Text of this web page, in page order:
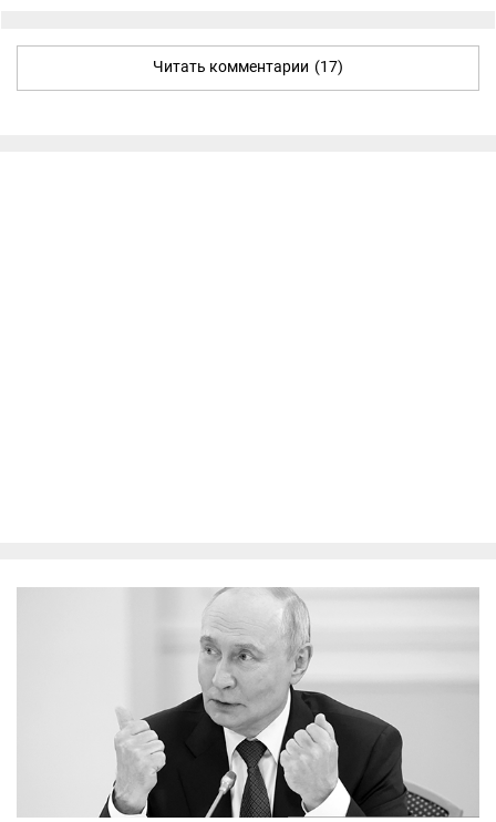
Читать комментарии (17)